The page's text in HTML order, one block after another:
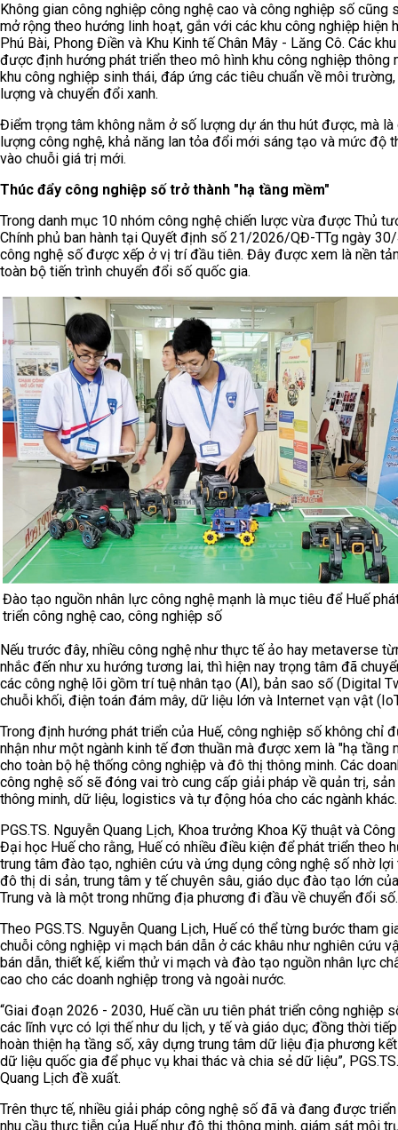
Không gian công nghiệp công nghệ cao và công nghiệp số cũng
mở rộng theo hướng linh hoạt, gắn với các khu công nghiệp hiện
Phú Bài, Phong Điền và Khu Kinh tế Chân Mây - Lăng Cô. Các
được định hướng phát triển theo mô hình khu công nghiệp thông
khu công nghiệp sinh thái, đáp ứng các tiêu chuẩn về môi
lượng và chuyển đổi xanh.
Điểm trọng tâm không nằm ở số lượng dự án thu hút được, mà là
lượng công nghệ, khả năng lan tỏa đổi mới sáng tạo và mức độ
vào chuỗi giá trị mới.
Thúc đẩy công nghiệp số trở thành "hạ tầng mềm"
Trong danh mục 10 nhóm công nghệ chiến lược vừa được Thủ
Chính phủ ban hành tại Quyết định số 21/2026/QĐ-TTg ngày
công nghệ số được xếp ở vị trí đầu tiên. Đây được xem là nền
toàn bộ tiến trình chuyển đổi số quốc gia.
Đào tạo nguồn nhân lực công nghệ mạnh là mục tiêu để Huế
triển công nghệ cao, công nghiệp số
Nếu trước đây, nhiều công nghệ như thực tế ảo hay metaverse
nhắc đến như xu hướng tương lai, thì hiện nay trọng tâm đã
các công nghệ lõi gồm trí tuệ nhân tạo (AI), bản sao số (Digital
chuỗi khối, điện toán đám mây, dữ liệu lớn và Internet vạn vật
Trong định hướng phát triển của Huế, công nghiệp số không chỉ
nhận như một ngành kinh tế đơn thuần mà được xem là "hạ tầng
cho toàn bộ hệ thống công nghiệp và đô thị thông minh. Các
công nghệ số sẽ đóng vai trò cung cấp giải pháp về quản trị,
thông minh, dữ liệu, logistics và tự động hóa cho các ngành khác.
PGS.TS. Nguyễn Quang Lịch, Khoa trưởng Khoa Kỹ thuật và Công
Đại học Huế cho rằng, Huế có nhiều điều kiện để phát triển theo
trung tâm đào tạo, nghiên cứu và ứng dụng công nghệ số nhờ lợi
đô thị di sản, trung tâm y tế chuyên sâu, giáo dục đào tạo lớn
Trung và là một trong những địa phương đi đầu về chuyển đổi số.
Theo PGS.TS. Nguyễn Quang Lịch, Huế có thể từng bước tham
chuỗi công nghiệp vi mạch bán dẫn ở các khâu như nghiên cứu
bán dẫn, thiết kế, kiểm thử vi mạch và đào tạo nguồn nhân lực
cao cho các doanh nghiệp trong và ngoài nước.
“Giai đoạn 2026 - 2030, Huế cần ưu tiên phát triển công nghiệp
các lĩnh vực có lợi thế như du lịch, y tế và giáo dục; đồng thời
hoàn thiện hạ tầng số, xây dựng trung tâm dữ liệu địa phương
dữ liệu quốc gia để phục vụ khai thác và chia sẻ dữ liệu”,
Quang Lịch đề xuất.
Trên thực tế, nhiều giải pháp công nghệ số đã và đang được
nhu cầu thực tiễn của Huế như đô thị thông minh, giám sát môi